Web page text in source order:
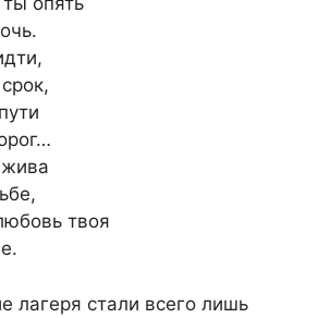
твоя
лагеря стали всего лишь